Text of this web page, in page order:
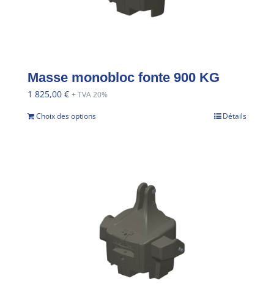
Masse monobloc fonte 900 KG
1 825,00 € + TVA 20%
Choix des options Détails